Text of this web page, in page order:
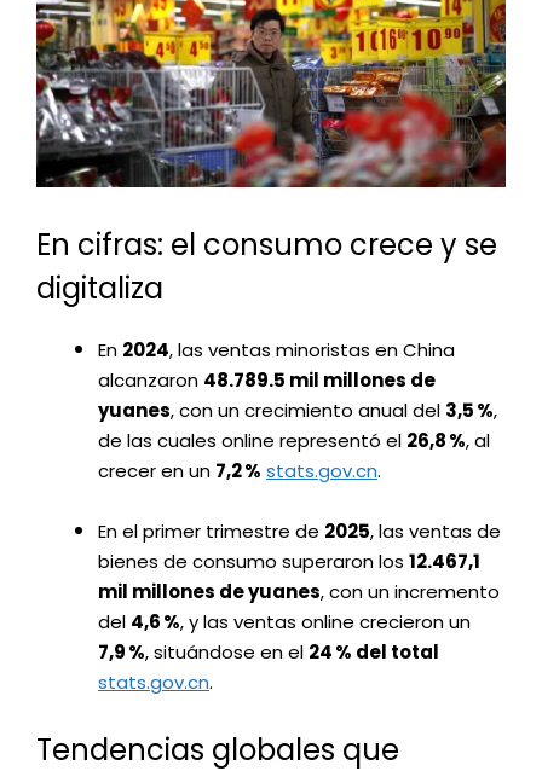
En cifras: el consumo crece y se
digitaliza
En 2024, las ventas minoristas en China
alcanzaron 48.789.5 mil millones de
yuanes, con un crecimiento anual del 3,5 %,
de las cuales online representó el 26,8 %, al
crecer en un 7,2 % stats.gov.cn.
En el primer trimestre de 2025, las ventas de
bienes de consumo superaron los 12.467,1
mil millones de yuanes, con un incremento
del 4,6 %, y las ventas online crecieron un
7,9 %, situándose en el 24 % del total
stats.gov.cn.
Tendencias globales que